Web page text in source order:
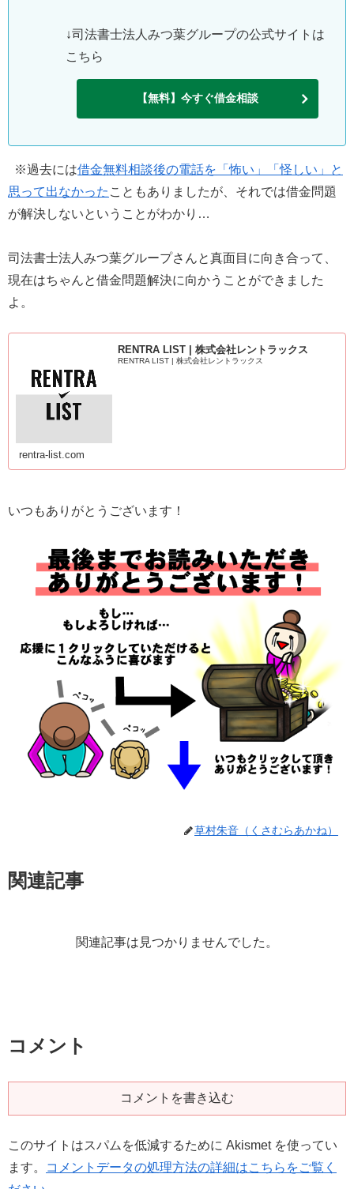
↓司法書士法人みつ葉グループの公式サイトは
こちら
【無料】今すぐ借金相談
※過去には借金無料相談後の電話を「怖い」「怪しい」と
思って出なかった こともありましたが、それでは借金問題
が解決しないということがわかり…
司法書士法人みつ葉グループさんと真面目に向き合って、
現在はちゃんと借金問題解決に向かうことができました
よ。
RENTRA LIST | 株式会社レントラックス
RENTRA LIST | 株式会社レントラックス
rentra-list.com
いつもありがとうございます！
草村朱音（くさむらあかね）
関連記事
関連記事は見つかりませんでした。
コメント
コメントを書き込む
このサイトはスパムを低減するために Akismet を使ってい
ます。
コメントデータの処理方法の詳細はこちらをご覧く